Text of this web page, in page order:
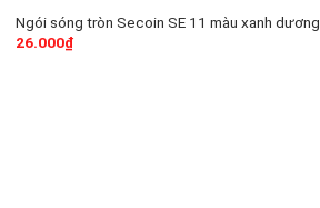
Ngói sóng tròn Secoin SE 11 màu xanh dương
26.000₫